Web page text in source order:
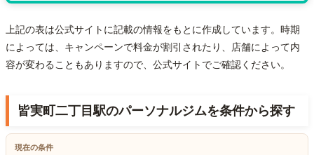
上記の表は公式サイトに記載の情報をもとに作成しています。時期
によっては、キャンペーンで料金が割引されたり、店舗によって内
容が変わることもありますので、公式サイトでご確認ください。
皆実町二丁目駅のパーソナルジムを条件から探す
現在の条件